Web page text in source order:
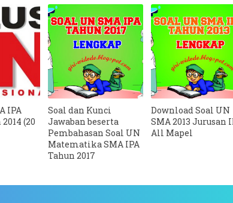
IPA
(20
Soal dan Kunci
Jawaban beserta
Pembahasan Soal UN
Matematika SMA IPA
Tahun 2017
Download Soal UN
SMA 2013 Jurusan
All Mapel